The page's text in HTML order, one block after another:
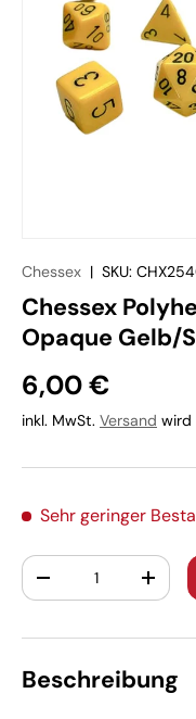
Chessex | SKU:
Chessex
Opaque Gelb/
6,00 €
inkl. MwSt. Versand wird
Sehr geringer
Anzahl
+
Beschreibung